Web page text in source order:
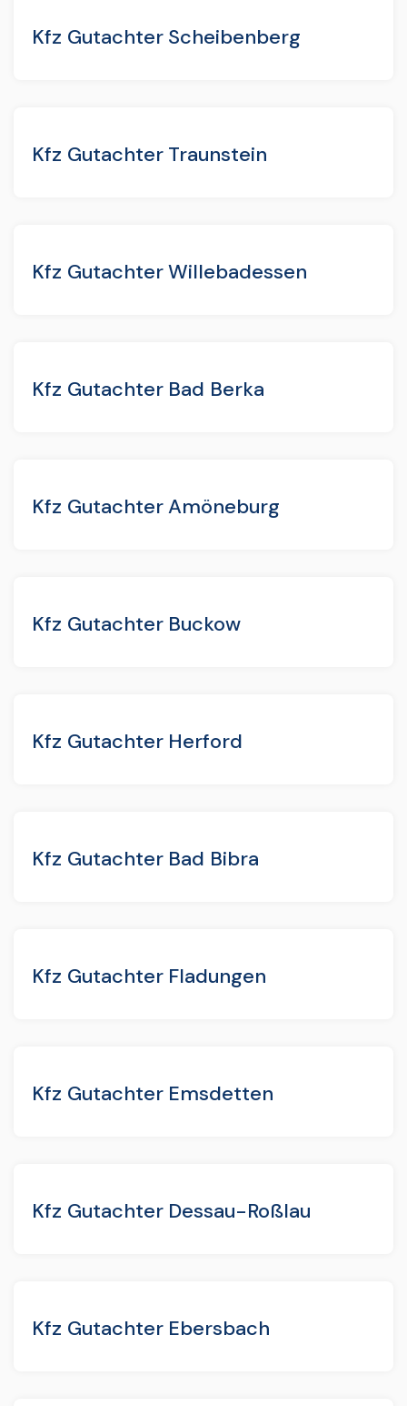
Kfz Gutachter Scheibenberg
Kfz Gutachter Traunstein
Kfz Gutachter Willebadessen
Kfz Gutachter Bad Berka
Kfz Gutachter Amöneburg
Kfz Gutachter Buckow
Kfz Gutachter Herford
Kfz Gutachter Bad Bibra
Kfz Gutachter Fladungen
Kfz Gutachter Emsdetten
Kfz Gutachter Dessau-Roßlau
Kfz Gutachter Ebersbach